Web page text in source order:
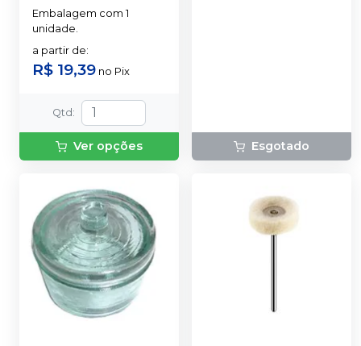
Embalagem com 1
unidade.
a partir de:
R$ 19,39 no Pix
Qtd :
Ver opções Esgotado